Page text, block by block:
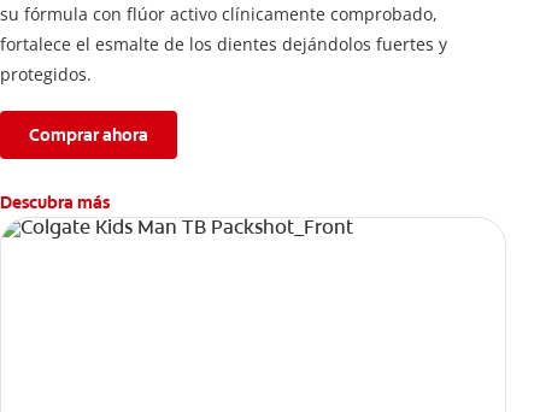
su fórmula con flúor activo clínicamente comprobado,
fortalece el esmalte de los dientes dejándolos fuertes y
protegidos.
Comprar ahora
Descubra más